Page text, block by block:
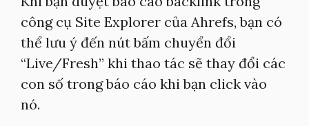
công cụ Site Explorer của Ahrefs, bạn có
thể lưu ý đến nút bấm chuyển đổi
“Live/Fresh” khi thao tác sẽ thay đổi các
con số trong báo cáo khi bạn click vào
nó.